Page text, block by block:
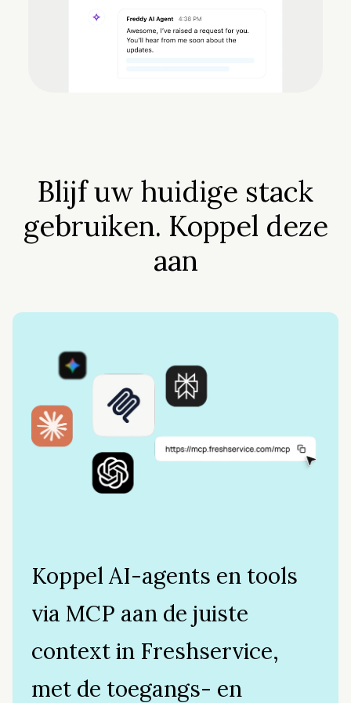
Blijf uw huidige stack
gebruiken. Koppel deze
aan
Koppel AI-agents en tools
via MCP aan de juiste
context in Freshservice,
met de toegangs- en